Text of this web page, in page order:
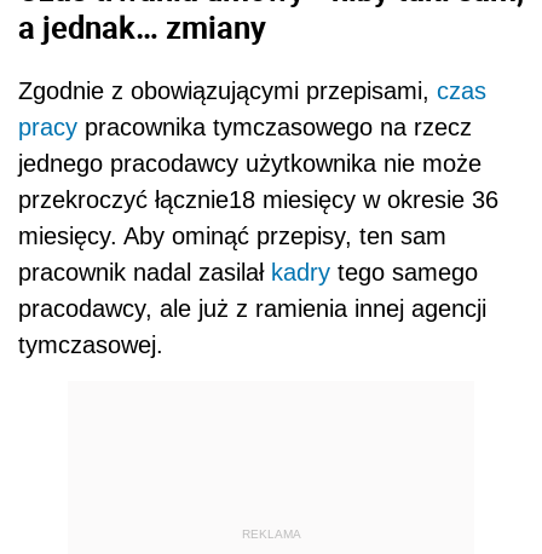
a jednak… zmiany
Zgodnie z obowiązującymi przepisami, czas
pracy pracownika tymczasowego na rzecz
jednego pracodawcy użytkownika nie może
przekroczyć łącznie18 miesięcy w okresie 36
miesięcy. Aby ominąć przepisy, ten sam
pracownik nadal zasilał kadry tego samego
pracodawcy, ale już z ramienia innej agencji
tymczasowej.
REKLAMA